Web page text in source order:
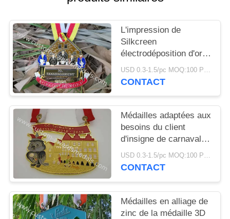
SITE
PRIVACY
POLICY
L'impression de
Silkcreen
électrodéposition d'or
et d'argent de médaille
de carnaval de
USD 0.3-1.5/pc MOQ:100 PCs par conception
CONTACT
Médailles adaptées aux
besoins du client
d'insigne de carnaval
pour attachement de
ruban de conception de
USD 0.3-1.5/pc MOQ:100 PCs par conception
CONTACT
Médailles en alliage de
zinc de la médaille 3D